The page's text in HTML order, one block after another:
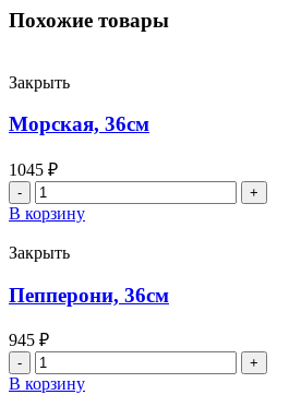
Похожие товары
Закрыть
Морская, 36см
1045 ₽
Количество
товара
Морская,
36см
В корзину
Закрыть
Пепперони, 36см
945 ₽
Количество
товара
В корзину